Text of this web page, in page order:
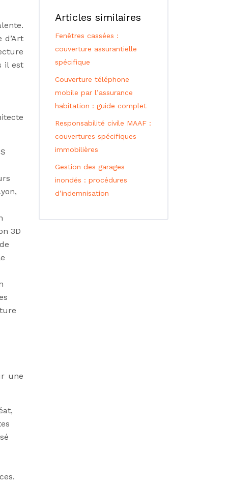
d’Art
il est
3D
une
Articles similaires
Fenêtres cassées :
couverture assurantielle
spécifique
Couverture téléphone
mobile par l’assurance
habitation : guide complet
Responsabilité civile MAAF :
couvertures spécifiques
immobilières
Gestion des garages
inondés : procédures
d’indemnisation